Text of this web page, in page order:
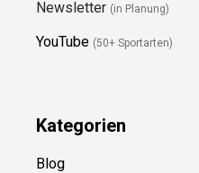
Newsletter (in Planung)
YouTube (50+ Sportarten)
Kategorien
Blog